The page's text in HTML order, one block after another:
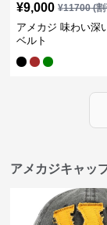
¥9,000 ¥11700(割
アメカジ 味わい深
ベルト
アメカジキャッ